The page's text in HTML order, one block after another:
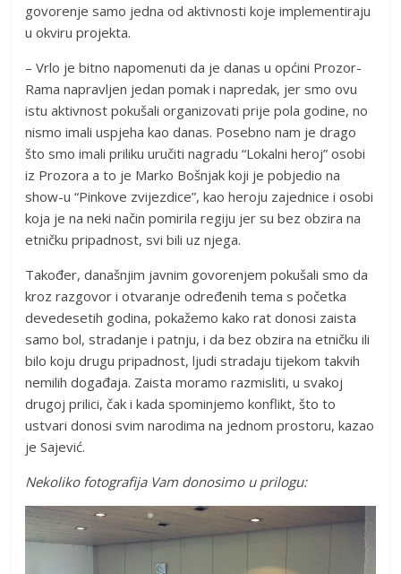
govorenje samo jedna od aktivnosti koje implementiraju
u okviru projekta.
– Vrlo je bitno napomenuti da je danas u općini Prozor-
Rama napravljen jedan pomak i napredak, jer smo ovu
istu aktivnost pokušali organizovati prije pola godine, no
nismo imali uspjeha kao danas. Posebno nam je drago
što smo imali priliku uručiti nagradu “Lokalni heroj” osobi
iz Prozora a to je Marko Bošnjak koji je pobjedio na
show-u “Pinkove zvijezdice”, kao heroju zajednice i osobi
koja je na neki način pomirila regiju jer su bez obzira na
etničku pripadnost, svi bili uz njega.
Također, današnjim javnim govorenjem pokušali smo da
kroz razgovor i otvaranje određenih tema s početka
devedesetih godina, pokažemo kako rat donosi zaista
samo bol, stradanje i patnju, i da bez obzira na etničku ili
bilo koju drugu pripadnost, ljudi stradaju tijekom takvih
nemilih događaja. Zaista moramo razmisliti, u svakoj
drugoj prilici, čak i kada spominjemo konflikt, što to
ustvari donosi svim narodima na jednom prostoru, kazao
je Sajević.
Nekoliko fotografija Vam donosimo u prilogu: